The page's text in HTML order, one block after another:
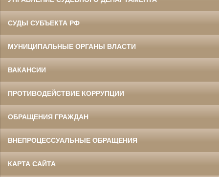
СУДЫ СУБЪЕКТА РФ
МУНИЦИПАЛЬНЫЕ ОРГАНЫ ВЛАСТИ
ВАКАНСИИ
ПРОТИВОДЕЙСТВИЕ КОРРУПЦИИ
ОБРАЩЕНИЯ ГРАЖДАН
ВНЕПРОЦЕССУАЛЬНЫЕ ОБРАЩЕНИЯ
КАРТА САЙТА